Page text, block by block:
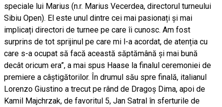
speciale lui Marius (n.r. Marius Vecerdea, directorul turneului
Sibiu Open). El este unul dintre cei mai pasionați și mai
implicați directori de turnee pe care îi cunosc. Am fost
surprins de tot sprijinul pe care mi l-a acordat, de atenția cu
care s-a ocupat să facă această săptămână și mai bună
decât oricum era”, a mai spus Haase la finalul ceremoniei de
premiere a câștigătorilor. În drumul său spre finală, italianul
Lorenzo Giustino a trecut pe rând de Dragoș Dima, apoi de
Kamil Majchrzak, de favoritul 5, Jan Satral în sferturile de